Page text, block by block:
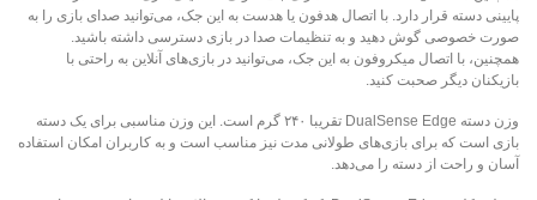
پایینی دسته قرار دارد. با اتصال هدفون یا هدست به این جک، می‌توانید صدای بازی را به
صورت خصوصی گوش دهید و به تنظیمات صدا در بازی دسترسی داشته باشید.
همچنین، با اتصال میکروفون به این جک، می‌توانید در بازی‌های آنلاین به راحتی با
بازیکنان دیگر صحبت کنید.
وزن دسته DualSense Edge تقریبا ۲۴۰ گرم است. این وزن مناسبی برای یک دسته
بازی است که برای بازی‌های طولانی مدت نیز مناسب است و به کاربران امکان استفاده
آسان و راحت از دسته را می‌دهد.